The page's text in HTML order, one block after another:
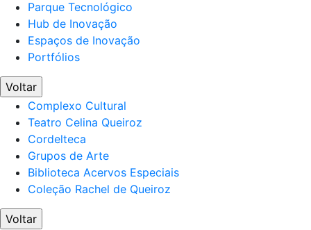
Parque Tecnológico
Hub de Inovação
Espaços de Inovação
Portfólios
Voltar
Complexo Cultural
Teatro Celina Queiroz
Cordelteca
Grupos de Arte
Biblioteca Acervos Especiais
Coleção Rachel de Queiroz
Voltar